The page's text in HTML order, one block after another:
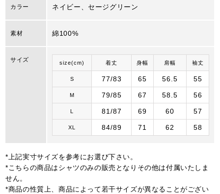
カラー ネイビー、セージグリーン
素材 綿100%
サイズ size(cm) 着丈 身幅 肩幅 袖丈
S 77/83 65 56.5 55
M 79/85 67 58.5 56
L 81/87 69 60 57
XL 84/89 71 62 58
*上記実寸サイズを参考にお選び下さい。
*こちらの商品はシャツのみの販売となりその他は付属いたしま
せん。
*商品の性質上、商品によって若干サイズが異なることがござい